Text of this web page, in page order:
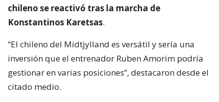
chileno se reactivó tras la marcha de
Konstantinos Karetsas.
“El chileno del Midtjylland es versátil y sería una
inversión que el entrenador Ruben Amorim podría
gestionar en varias posiciones”, destacaron desde el
citado medio.